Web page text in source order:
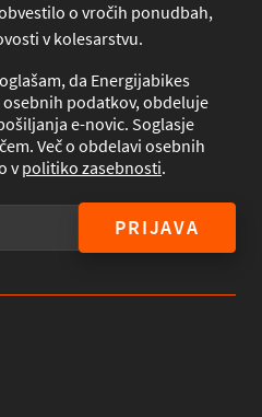
o vročih ponudbah,
v kolesarstvu.
da Energijabikes
podatkov, obdeluje
e-novic. Soglasje
Več o obdelavi osebnih
vpolitiko zasebnosti.
PRIJAVA